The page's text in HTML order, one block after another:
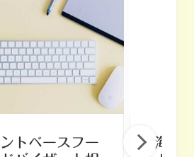
トベースフー
海藻